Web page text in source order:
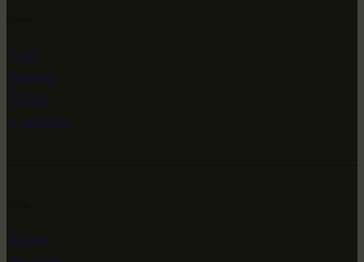
Сайт
Контакт
Статьи
Сувениры
Twitter